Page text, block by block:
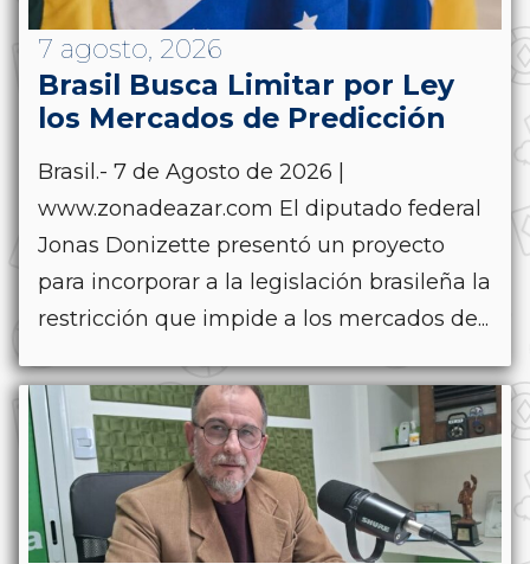
7 agosto, 2026
Brasil Busca Limitar por Ley
los Mercados de Predicción
Brasil.- 7 de Agosto de 2026 |
www.zonadeazar.com El diputado federal
Jonas Donizette presentó un proyecto
para incorporar a la legislación brasileña la
restricción que impide a los mercados de...